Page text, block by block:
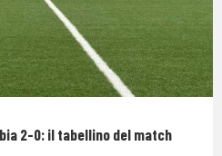
2-0: il tabellino del match